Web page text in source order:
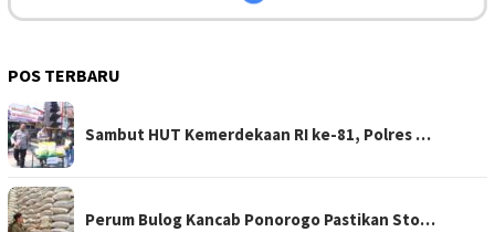
POS TERBARU
Sambut HUT Kemerdekaan RI ke-81, Polres …
Perum Bulog Kancab Ponorogo Pastikan Sto…